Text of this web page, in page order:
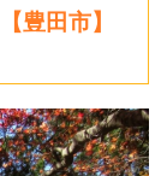
豊田市】